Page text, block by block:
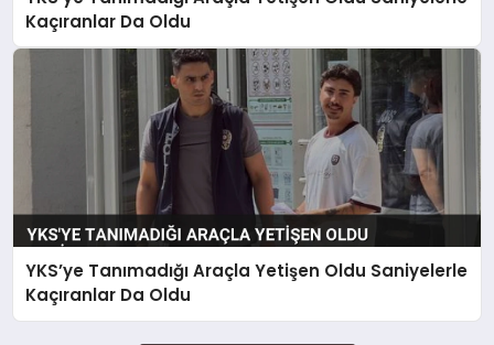
Kaçıranlar Da Oldu
YKS’ye Tanımadığı Araçla Yetişen Oldu Saniyelerle
Kaçıranlar Da Oldu